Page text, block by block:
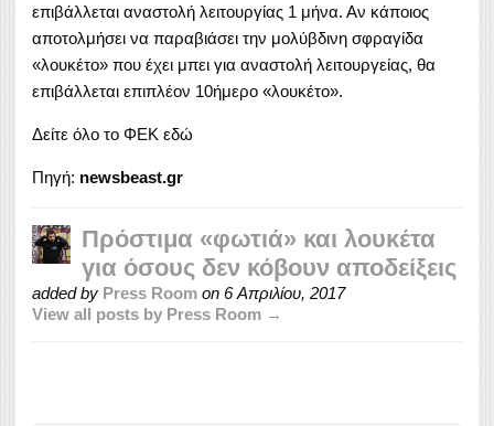
επιβάλλεται αναστολή λειτουργίας 1 μήνα. Αν κάποιος
αποτολμήσει να παραβιάσει την μολύβδινη σφραγίδα
«λουκέτο» που έχει μπει για αναστολή λειτουργείας, θα
επιβάλλεται επιπλέον 10ήμερο «λουκέτο».
Δείτε όλο το ΦΕΚ εδώ
Πηγή: newsbeast.gr
Πρόστιμα «φωτιά» και λουκέτα
για όσους δεν κόβουν αποδείξεις
added by Press Room on 6 Απριλίου, 2017
View all posts by Press Room →